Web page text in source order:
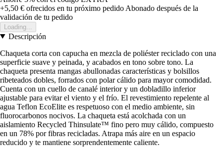
+5,50 € ofrecidos en tu próximo pedido Abonado después de la
validación de tu pedido
Loading...
Descripción
Chaqueta corta con capucha en mezcla de poliéster reciclado con una
superficie suave y peinada, y acabados en tono sobre tono. La
chaqueta presenta mangas abullonadas características y bolsillos
ribeteados dobles, forrados con polar cálido para mayor comodidad.
Cuenta con un cuello de canalé interior y un dobladillo inferior
ajustable para evitar el viento y el frío. El revestimiento repelente al
agua Teflon EcoElite es respetuoso con el medio ambiente, sin
fluorocarbonos nocivos. La chaqueta está acolchada con un
aislamiento Recycled Thinsulate™ fino pero muy cálido, compuesto
en un 78% por fibras recicladas. Atrapa más aire en un espacio
reducido y te mantiene sorprendentemente caliente.